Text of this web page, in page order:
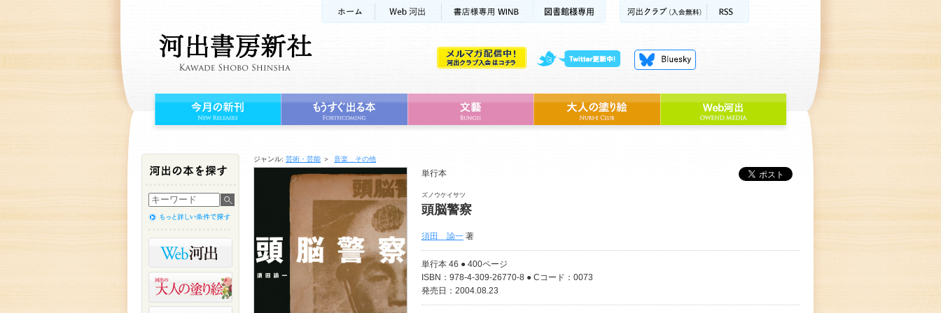
ジャンル: 芸術・芸能 ＞ 音楽＿その他
単行本
ズノウケイサツ
頭脳警察
須田 諭一 著
単行本 46 ● 400ページ
ISBN：978-4-309-26770-8 ● Cコード：0073
発売日：2004.08.23